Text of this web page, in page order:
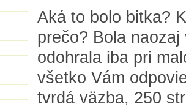
Aká to bolo bitka?
prečo? Bola
odohrala iba pri
všetko Vám
tvrdá väzba, 250